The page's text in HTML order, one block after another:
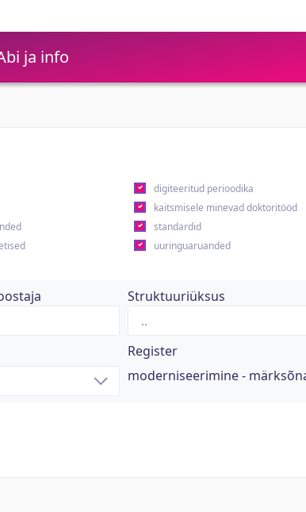
ja info
digiteeritud perioodika
kaitsmisele minevad doktoritööd
standardid
uuringuaruanded
Struktuuriüksus
Register
moderniseerimine -